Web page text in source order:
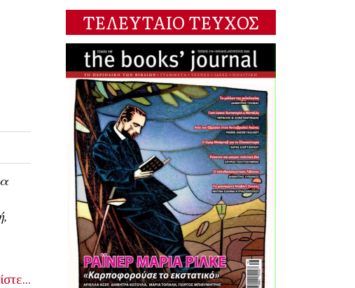
ΤΕΛΕΥΤΑΙΟ ΤΕΥΧΟΣ